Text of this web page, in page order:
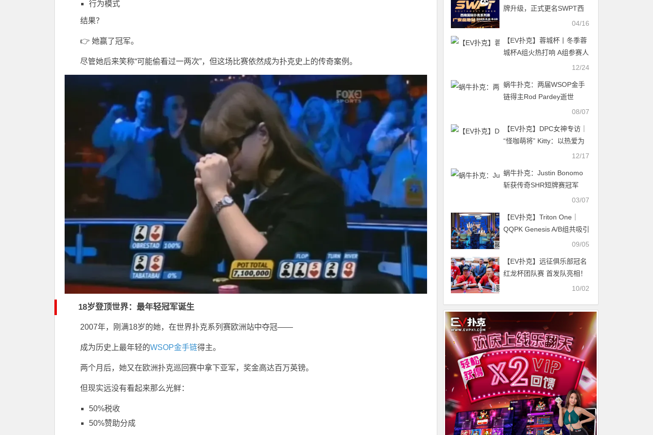
行为模式
结果？
👉 她赢了冠军。
尽管她后来笑称“可能偷看过一两次”，但这场比赛依然成为扑克史上的传奇案例。
18岁登顶世界：最年轻冠军诞生
2007年，刚满18岁的她，在世界扑克系列赛欧洲站中夺冠——
成为历史上最年轻的WSOP金手链得主。
两个月后，她又在欧洲扑克巡回赛中拿下亚军，奖金高达百万英镑。
但现实远没有看起来那么光鲜：
50%税收
50%赞助分成
牌升级，正式更名SWPT西
04/16
【EV扑克】蓉城杯丨冬季蓉
城杯A组火热打响 A组参赛人
数153人 CL陈港领跑A组12/24
蜗牛扑克：两届WSOP金手
链得主Rod Pardey逝世
08/07
【EV扑克】DPC女神专访｜
“怪咖萌将” Kitty：以热爱为
翼，于牌桌江湖逐梦欢歌12/17
蜗牛扑克：Justin Bonomo
斩获传奇SHR短牌赛冠军
03/07
【EV扑克】Triton One｜
QQPK Genesis A/B组共吸引
486人次买入，中国选手骆
09/05
【EV扑克】远征俱乐部冠名
红龙杯团队赛 首发队亮相！
10/02